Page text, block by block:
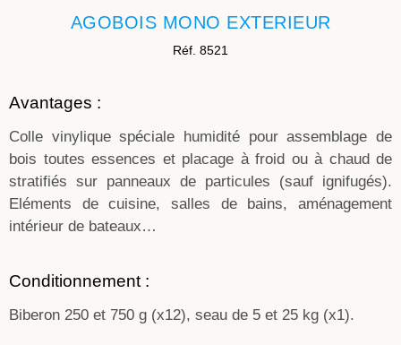
AGOBOIS MONO EXTERIEUR
Réf. 8521
Avantages :
Colle vinylique spéciale humidité pour assemblage de
bois toutes essences et placage à froid ou à chaud de
stratifiés sur panneaux de particules (sauf ignifugés).
Eléments de cuisine, salles de bains, aménagement
intérieur de bateaux…
Conditionnement :
Biberon 250 et 750 g (x12), seau de 5 et 25 kg (x1).